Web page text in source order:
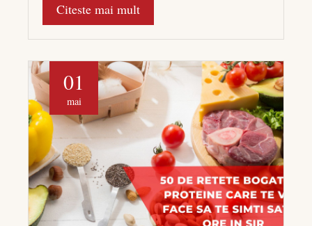
Citeste mai mult
01
mai